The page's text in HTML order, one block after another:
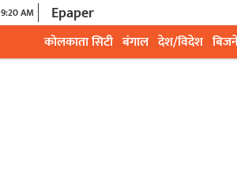
9:20 AM Epaper
कोलकाता सिटी बंगाल देश/विदेश